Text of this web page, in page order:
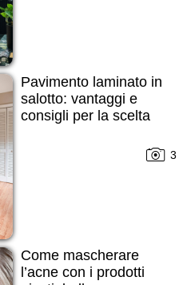
Pavimento laminato in
salotto: vantaggi e
consigli per la scelta
3
Come mascherare
l’acne con i prodotti